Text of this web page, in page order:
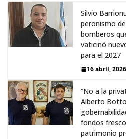
Silvio
peronismo
bomberos
vaticinó
para el 2027
16 abril, 2026
“No a la
Alberto
fondos
patrimonio